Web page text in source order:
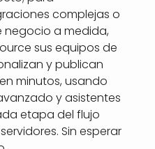
complejas o
negocio a medida,
sus equipos de
y publican
minutos, usando
y asistentes
etapa del flujo
Sin esperar